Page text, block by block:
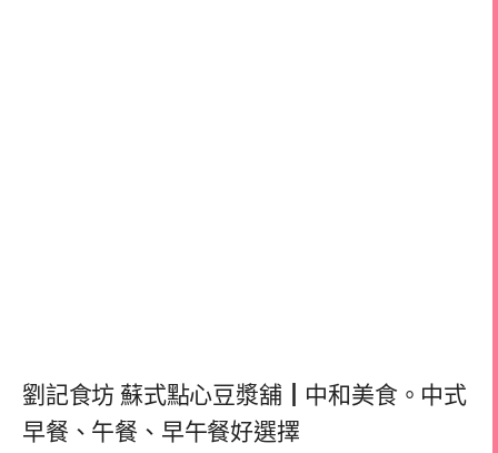
劉記食坊 蘇式點心豆漿舖┃中和美食。中式
早餐、午餐、早午餐好選擇